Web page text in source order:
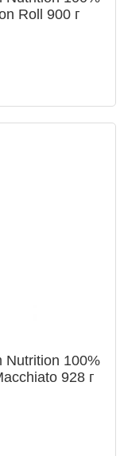
Roll 900 г
Nutrition 100%
928 г